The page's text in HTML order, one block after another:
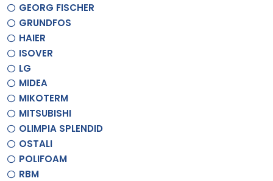
GEORG FISCHER
GRUNDFOS
HAIER
ISOVER
LG
MIDEA
MIKOTERM
MITSUBISHI
OLIMPIA SPLENDID
OSTALI
POLIFOAM
RBM